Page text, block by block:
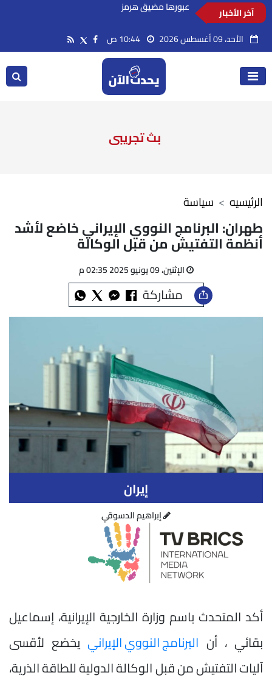
آخر الأخبار
السعودية تدين استهداف ناقلة إماراتية أثناء
الأحد، 09 أغسطس 2026
بث تجريبى
سياسة الرئيسيه
طهران: البرنامج النووي الإيراني خاضع لأشد
أنظمة التفتيش من قبل الوكالة
الإثنين، 09 يونيو 2025 02:35 م
مشاركة
إيران
إبراهيم الدسوقي
أكد المتحدث باسم وزارة الخارجية الإيرانية، إسماعيل
بقائي ، أن البرنامج النووي الإيرانييخضع لأقسى
آليات التفتيش من قبل الوكالة الدولية للطاقة الذرية،